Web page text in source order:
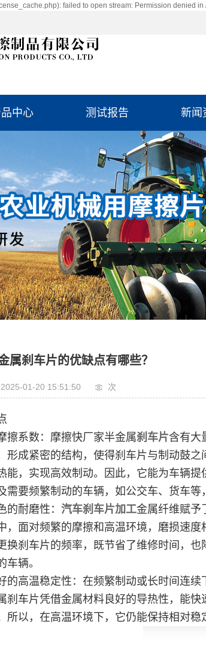
failed to open stream: Permission denied
中心 测试报告 新闻
属刹车片的优缺点有哪些？
2025-01-20 15:51:50 次
擦系数：摩擦快厂家半金属刹车片含有大
形成紧密的结构，使得刹车片与制动鼓
能，实现高效制动。因此，它能为车辆
需要频繁制动的车辆，如公交车、货车等
的耐磨性： 汽车刹车片加工金属纤维赋予
，面对频繁的摩擦和高温环境，磨损速
换刹车片的频率，既节省了维修时间，
车辆。
的高温稳定性：在频繁制动或长时间连
刹车片凭借金属材料良好的导热性，能
所以，在高温环境下，它仍能保持相对稳